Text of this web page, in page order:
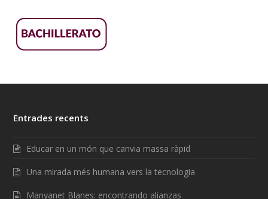
Entrades recents
Educar en un món que canvia massa ràpid
Una mirada més humana vers la tecnologia
Manyanet Blanes: encontrando alianzas